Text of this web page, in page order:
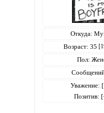
Откуда:
Возраст: 35
Пол:
Уважение:
Позитив: